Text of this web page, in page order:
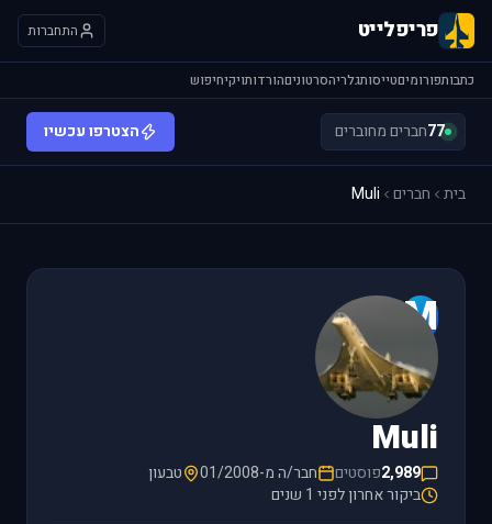
פריפלייט התחברות
כתבותפורומיםטייסותגלריהסרטוניםהורדותויקיחיפוש
77חברים מחוברים הצטרפו עכשיו
בית חברים Muli
M
Muli
2,989פוסטים חבר/ה מ-01/2008
טבעון
ביקור אחרון לפני 1 שנים